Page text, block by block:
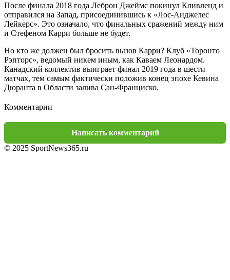
После финала 2018 года Леброн Джеймс покинул Кливленд и
отправился на Запад, присоединившись к «Лос-Анджелес
Лейкерс». Это означало, что финальных сражений между ним
и Стефеном Карри больше не будет.
Но кто же должен был бросить вызов Карри? Клуб «Торонто
Рэпторс», ведомый никем иным, как Каваем Леонардом.
Канадский коллектив выиграет финал 2019 года в шести
матчах, тем самым фактически положив конец эпохе Кевина
Дюранта в Области залива Сан-Франциско.
Комментарии
Написать комментарий
© 2025 SportNews365.ru